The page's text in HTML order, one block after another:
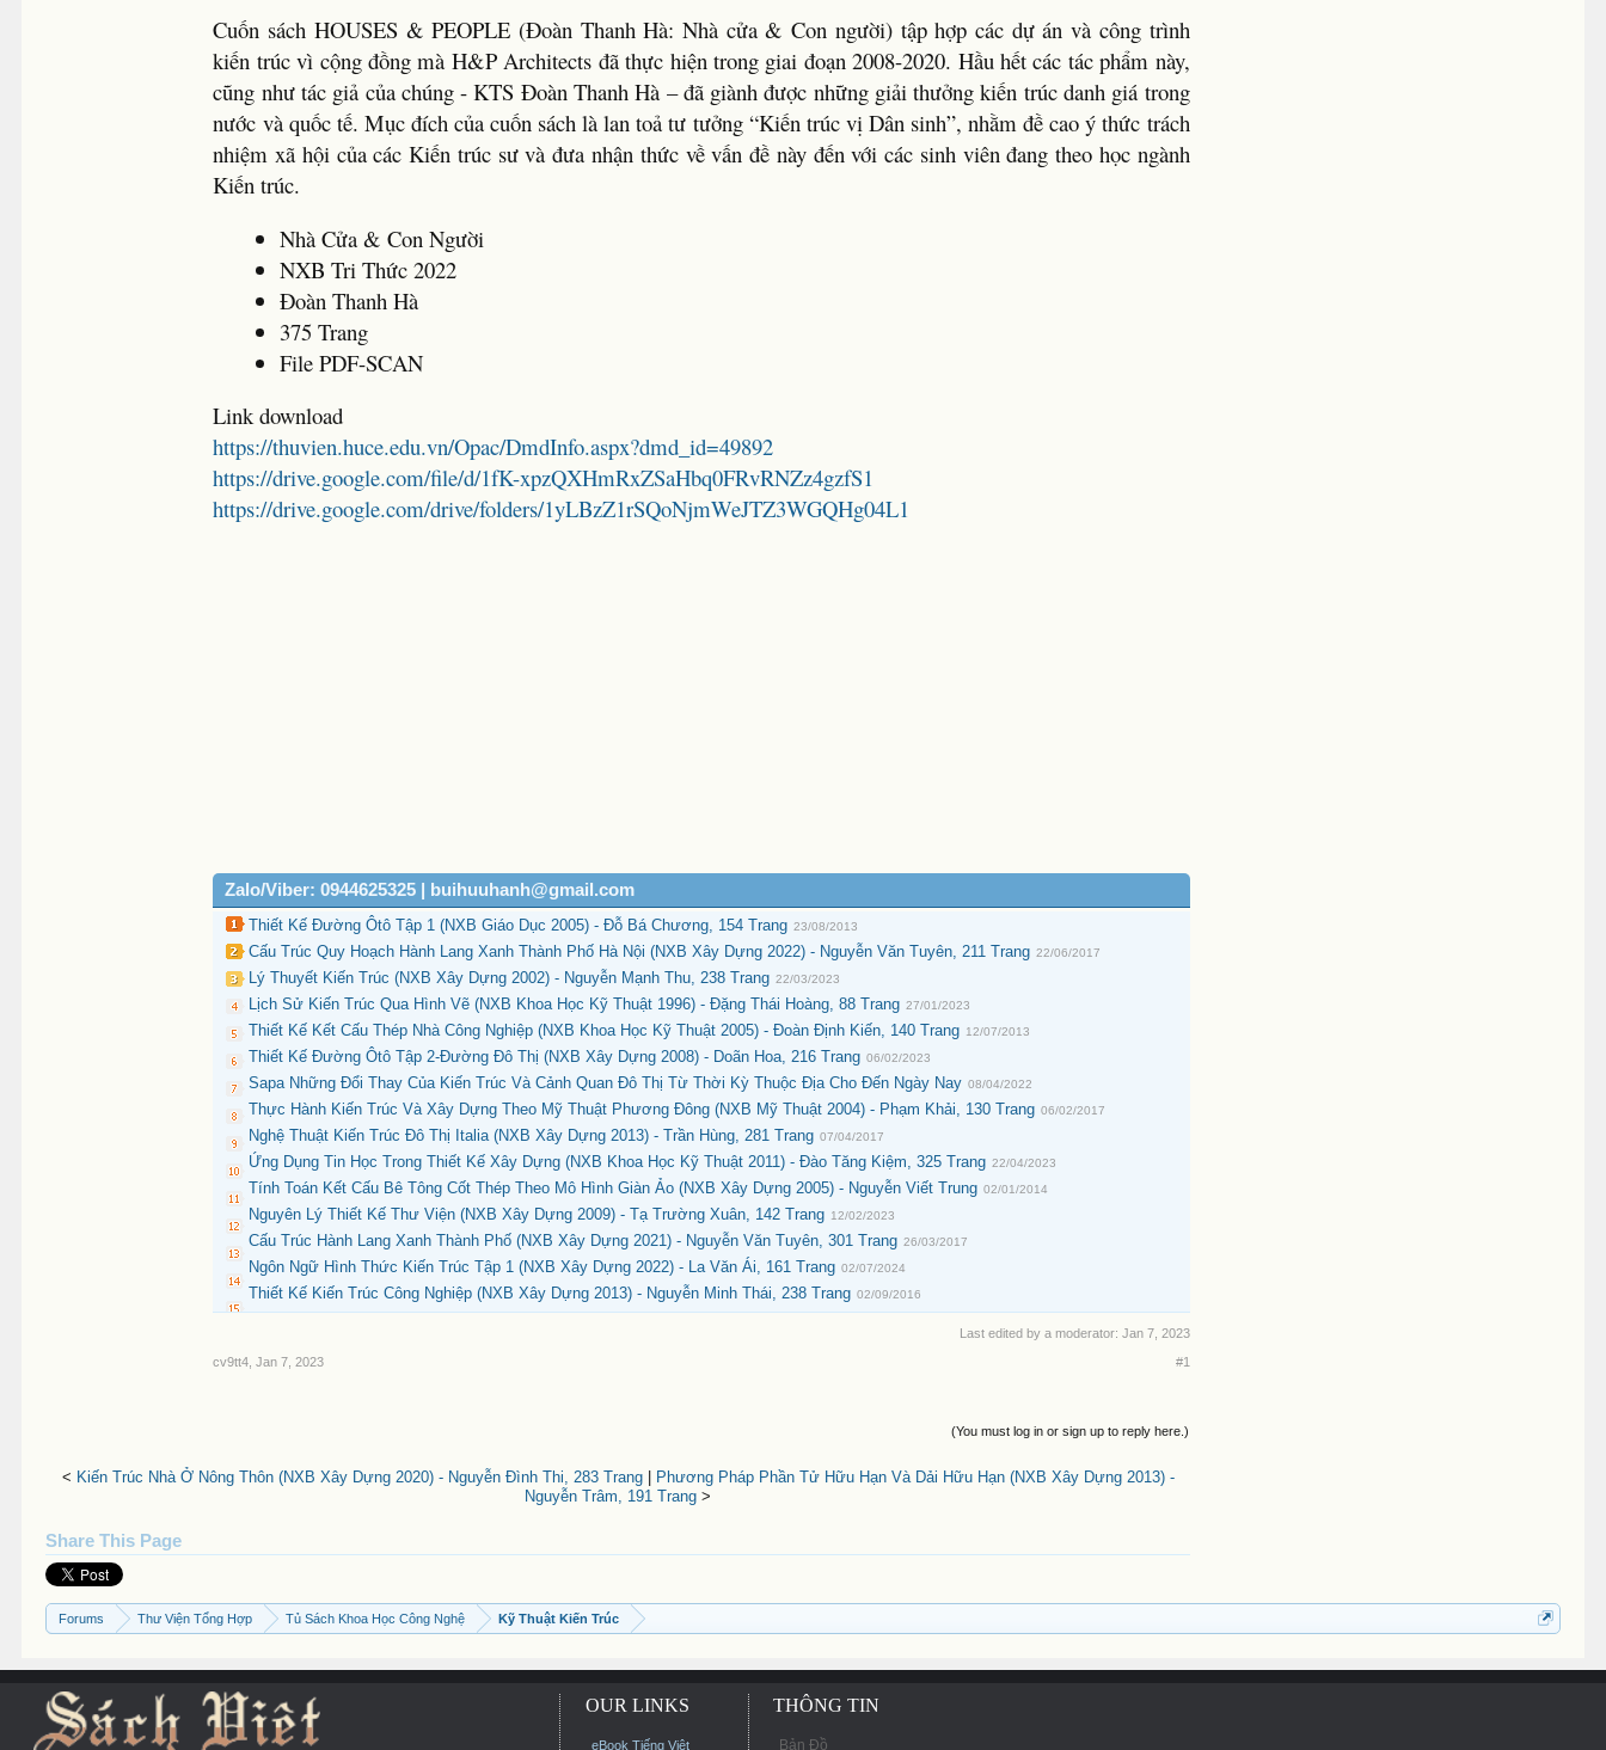
Cuốn sách HOUSES & PEOPLE (Đoàn Thanh Hà: Nhà cửa & Con người) tập hợp các dự án và công trình
kiến trúc vì cộng đồng mà H&P Architects đã thực hiện trong giai đoạn 2008-2020. Hầu hết các tác phẩm này,
cũng như tác giả của chúng - KTS Đoàn Thanh Hà – đã giành được những giải thưởng kiến trúc danh giá trong
nước và quốc tế. Mục đích của cuốn sách là lan toả tư tưởng “Kiến trúc vị Dân sinh”, nhằm đề cao ý thức trách
nhiệm xã hội của các Kiến trúc sư và đưa nhận thức về vấn đề này đến với các sinh viên đang theo học ngành
Kiến trúc.
Nhà Cửa & Con Người
NXB Tri Thức 2022
Đoàn Thanh Hà
375 Trang
File PDF-SCAN
Link download
https://thuvien.huce.edu.vn/Opac/DmdInfo.aspx?dmd_id=49892
https://drive.google.com/file/d/1fK-xpzQXHmRxZSaHbq0FRvRNZz4gzfS1
https://drive.google.com/drive/folders/1yLBzZ1rSQoNjmWeJTZ3WGQHg04L1
Zalo/Viber: 0944625325 | buihuuhanh@gmail.com
Thiết Kế Đường Ôtô Tập 1 (NXB Giáo Dục 2005) - Đỗ Bá Chương, 154 Trang 23/08/2013
Cấu Trúc Quy Hoạch Hành Lang Xanh Thành Phố Hà Nội (NXB Xây Dựng 2022) - Nguyễn Văn Tuyên, 211 Trang 22/06/2017
Lý Thuyết Kiến Trúc (NXB Xây Dựng 2002) - Nguyễn Mạnh Thu, 238 Trang 22/03/2023
Lịch Sử Kiến Trúc Qua Hình Vẽ (NXB Khoa Học Kỹ Thuật 1996) - Đặng Thái Hoàng, 88 Trang 27/01/2023
Thiết Kế Kết Cấu Thép Nhà Công Nghiệp (NXB Khoa Học Kỹ Thuật 2005) - Đoàn Định Kiến, 140 Trang 12/07/2013
Thiết Kế Đường Ôtô Tập 2-Đường Đô Thị (NXB Xây Dựng 2008) - Doãn Hoa, 216 Trang 06/02/2023
Sapa Những Đổi Thay Của Kiến Trúc Và Cảnh Quan Đô Thị Từ Thời Kỳ Thuộc Địa Cho Đến Ngày Nay 08/04/2022
Thực Hành Kiến Trúc Và Xây Dựng Theo Mỹ Thuật Phương Đông (NXB Mỹ Thuật 2004) - Phạm Khải, 130 Trang 06/02/2017
Nghệ Thuật Kiến Trúc Đô Thị Italia (NXB Xây Dựng 2013) - Trần Hùng, 281 Trang 07/04/2017
Ứng Dụng Tin Học Trong Thiết Kế Xây Dựng (NXB Khoa Học Kỹ Thuật 2011) - Đào Tăng Kiệm, 325 Trang 22/04/2023
Tính Toán Kết Cấu Bê Tông Cốt Thép Theo Mô Hình Giàn Ảo (NXB Xây Dựng 2005) - Nguyễn Viết Trung 02/01/2014
Nguyên Lý Thiết Kế Thư Viện (NXB Xây Dựng 2009) - Tạ Trường Xuân, 142 Trang 12/02/2023
Cấu Trúc Hành Lang Xanh Thành Phố (NXB Xây Dựng 2021) - Nguyễn Văn Tuyên, 301 Trang 26/03/2017
Ngôn Ngữ Hình Thức Kiến Trúc Tập 1 (NXB Xây Dựng 2022) - La Văn Ái, 161 Trang 02/07/2024
Thiết Kế Kiến Trúc Công Nghiệp (NXB Xây Dựng 2013) - Nguyễn Minh Thái, 238 Trang 02/09/2016
Last edited by a moderator: Jan 7, 2023
cv9tt4 Jan 7, 2023 #1
(You must log in or sign up to reply here.)
< Kiến Trúc Nhà Ở Nông Thôn (NXB Xây Dựng 2020) - Nguyễn Đình Thi, 283 Trang|
Phương Pháp Phần Tử Hữu Hạn Và Dải Hữu Hạn (NXB Xây Dựng 2013) -
Nguyễn Trâm, 191 Trang >
Share This Page
Forums Thư Viện Tổng Hợp Tủ Sách Khoa Học Công Nghệ Kỹ Thuật Kiến Trúc
OUR LINKS
eBook Tiếng Việt
THÔNG TIN
Bản Đồ